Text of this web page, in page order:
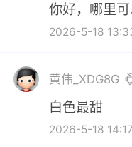
你好，哪里可
2026-5-18
黄伟_XDG8G
白色最甜
2026-5-18